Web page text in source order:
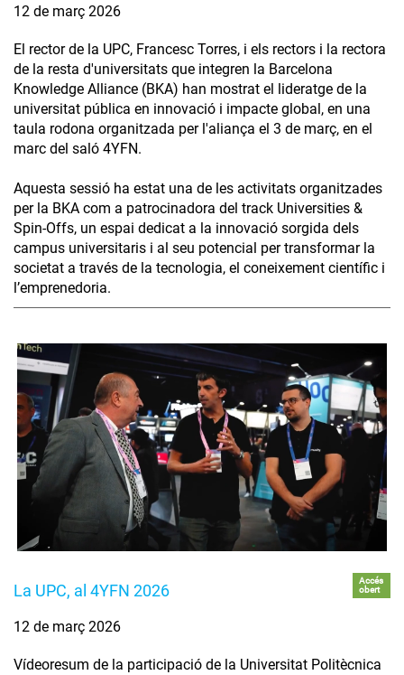
12 de març 2026
El rector de la UPC, Francesc Torres, i els rectors i la rectora
de la resta d'universitats que integren la Barcelona
Knowledge Alliance (BKA) han mostrat el lideratge de la
universitat pública en innovació i impacte global, en una
taula rodona organitzada per l'aliança el 3 de març, en el
marc del saló 4YFN.
Aquesta sessió ha estat una de les activitats organitzades
per la BKA com a patrocinadora del track Universities &
Spin-Offs, un espai dedicat a la innovació sorgida dels
campus universitaris i al seu potencial per transformar la
societat a través de la tecnologia, el coneixement científic i
l’emprenedoria.
La UPC, al 4YFN 2026
Accés
obert
12 de març 2026
Vídeoresum de la participació de la Universitat Politècnica